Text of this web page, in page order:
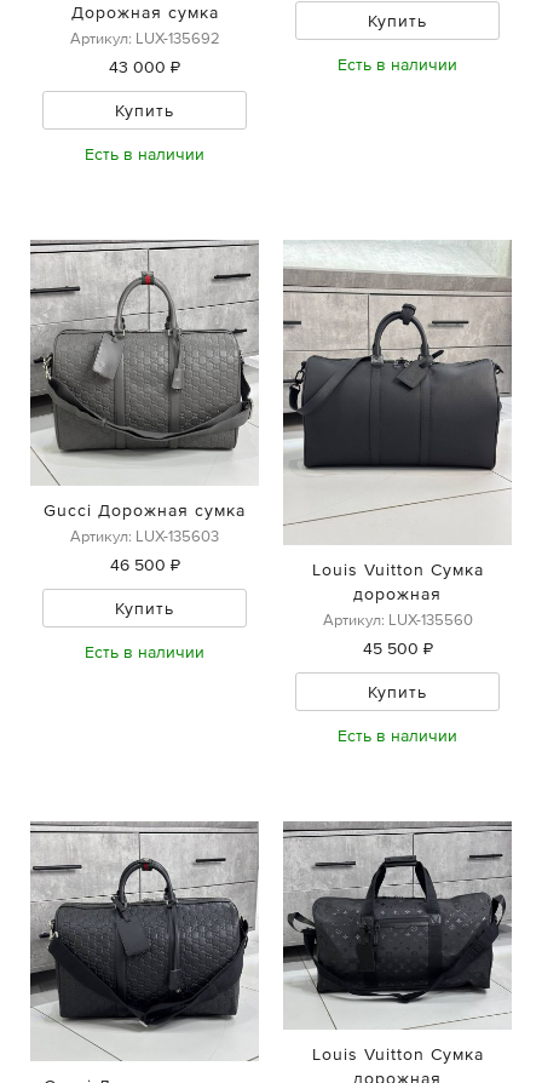
Дорожная сумка
Артикул: LUX-135692
43 000 ₽
Купить
Есть в наличии
Купить
Есть в наличии
Gucci Дорожная сумка
Артикул: LUX-135603
46 500 ₽
Купить
Есть в наличии
Louis Vuitton Сумка
дорожная
Артикул: LUX-135560
45 500 ₽
Купить
Есть в наличии
Louis Vuitton Сумка
дорожная